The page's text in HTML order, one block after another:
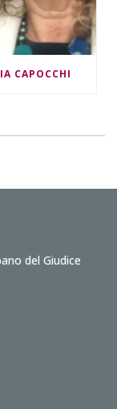
CAPOCCHI
del Giudice